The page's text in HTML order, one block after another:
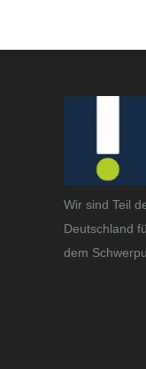
Wir sind Teil
Deutschland
dem